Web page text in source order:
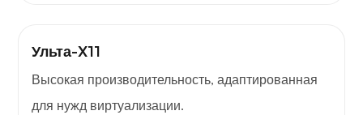
Ульта-X11
Высокая производительность, адаптированная
для нужд виртуализации.